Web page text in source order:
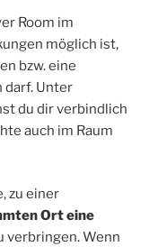
Room im
möglich ist,
bzw. eine
darf. Unter
du dir verbindlich
auch im Raum
zu einer
Ort eine
verbringen. Wenn